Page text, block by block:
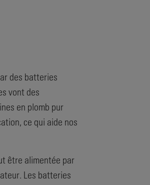
des batteries
vont des
en plomb pur
ce qui aide nos
être alimentée par
Les batteries